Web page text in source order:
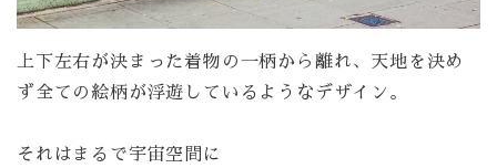
上下左右が決まった着物の一柄から離れ、天地を決め
ず全ての絵柄が浮遊しているようなデザイン。
それはまるで宇宙空間に